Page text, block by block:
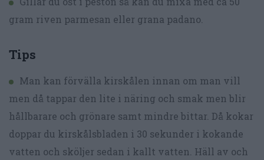
gram riven parmesan eller grana padano.
Tips
Man kan förvälla kirskålen innan om man vill
men då tappar den lite i näring och smak men blir
hållbarare och grönare samt mindre bittar. Då kokar
doppar du kirskålsbladen i 30 sekunder i kokande
vatten och sköljer sedan i kallt vatten. Häll av och